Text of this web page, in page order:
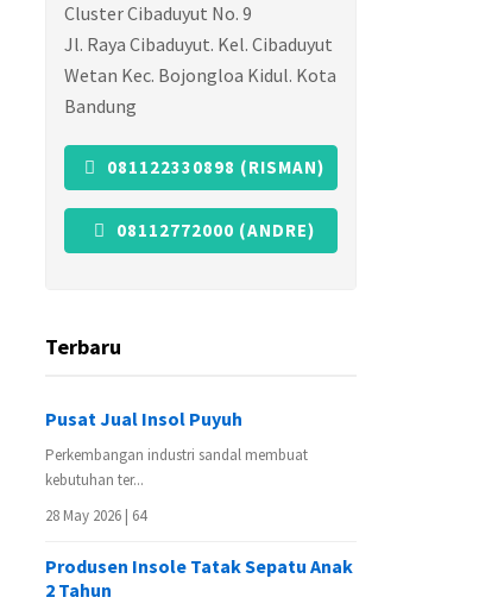
Cluster Cibaduyut No. 9
Jl. Raya Cibaduyut. Kel. Cibaduyut
Wetan Kec. Bojongloa Kidul. Kota
Bandung
081122330898 (RISMAN)
08112772000 (ANDRE)
Terbaru
Pusat Jual Insol Puyuh
Perkembangan industri sandal membuat
kebutuhan ter...
28 May 2026 | 64
Produsen Insole Tatak Sepatu Anak
2 Tahun